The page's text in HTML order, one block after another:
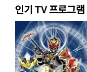
인기 TV 프로그램